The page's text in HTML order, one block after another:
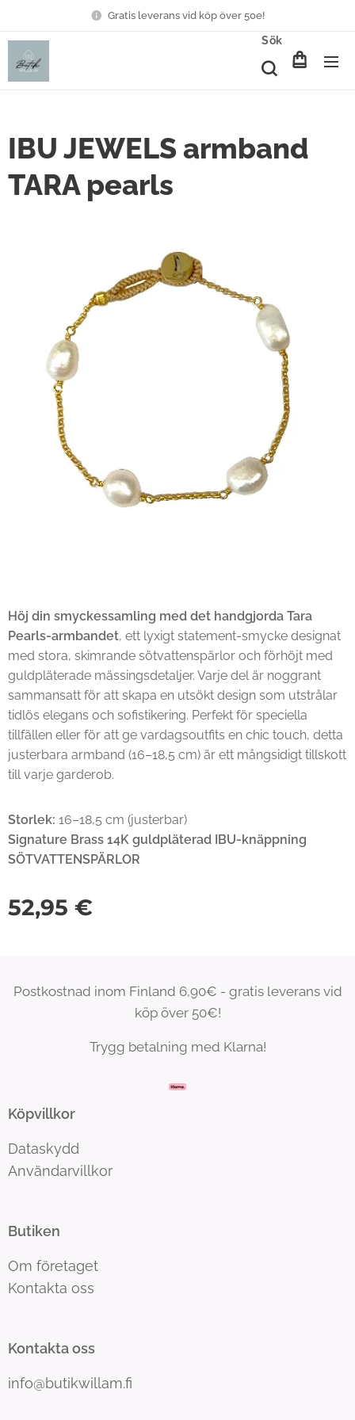
Gratis leverans vid köp över 50e!
Sök
IBU JEWELS armband
TARA pearls
Höj din smyckessamling med det handgjorda Tara
Pearls-armbandet, ett lyxigt statement-smycke designat
med stora, skimrande sötvattenspärlor och förhöjt med
guldpläterade mässingsdetaljer. Varje del är noggrant
sammansatt för att skapa en utsökt design som utstrålar
tidlös elegans och sofistikering. Perfekt för speciella
tillfällen eller för att ge vardagsoutfits en chic touch, detta
justerbara armband (16–18,5 cm) är ett mångsidigt tillskott
till varje garderob.
Storlek: 16–18,5 cm (justerbar)
Signature Brass 14K guldpläterad IBU-knäppning
SÖTVATTENSPÄRLOR
52,95 €
Postkostnad inom Finland 6,90€ - gratis leverans vid
köp över 50€!
Trygg betalning med Klarna!
Köpvillkor
Dataskydd
Användarvillkor
Butiken
Om företaget
Kontakta oss
Kontakta oss
info@butikwillam.fi